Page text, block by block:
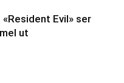
Evil» ser
ut